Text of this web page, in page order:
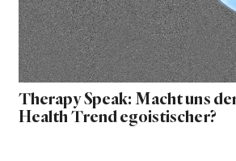
Therapy Speak: Macht uns
Health Trend egoistischer?